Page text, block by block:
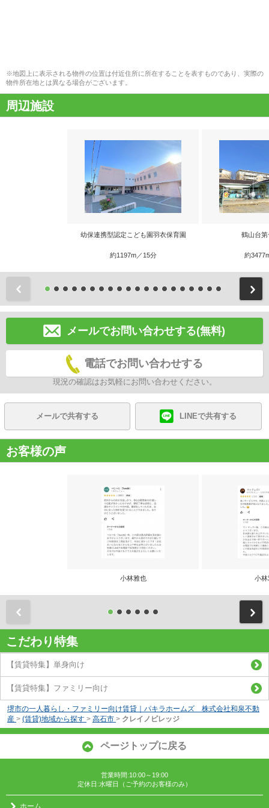
※地図上に表示される物件の位置は付近住所に所在することを表すものであり、実際の
物件所在地とは異なる場合がございます。
周辺施設
幼保連携型認定こども園羽衣保育園
約1197m／15分
鶴山台
約
メールでお問い合わせする(無料)
電話でお問い合わせする
現況の確認はお気軽にお問い合わせください。
メールで共有する LINEで共有する
お客様の声
小林雅也 小林
こだわり特集
【賃貸特集】単身向け
【賃貸特集】ファミリー向け
堺市の一人暮らし・ファミリー向け賃貸｜パキラホームズ 株式会社和泉不動
産 > (賃貸)地域から探す > 高石市 > クレイノビレッジ
ページトップに戻る
営業時間:10:00～19:00
定休日:水曜日（ご予約のお客様のみ）